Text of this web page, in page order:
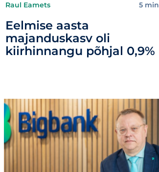
Raul Eamets 5 min
Eelmise aasta
majanduskasv oli
kiirhinnangu põhjal 0,9%